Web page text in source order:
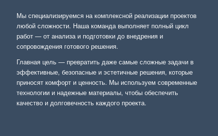
Мы специализируемся на комплексной реализации проектов
любой сложности. Наша команда выполняет полный цикл
работ — от анализа и подготовки до внедрения и
сопровождения готового решения.
Главная цель — превратить даже самые сложные задачи в
эффективные, безопасные и эстетичные решения, которые
приносят комфорт и ценность. Мы используем современные
технологии и надежные материалы, чтобы обеспечить
качество и долговечность каждого проекта.